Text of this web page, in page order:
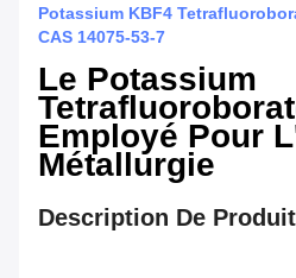
Potassium KBF4
CAS 14075-53-7
Le Potassium
Employé Pour
Métallurgie
Description De Produit